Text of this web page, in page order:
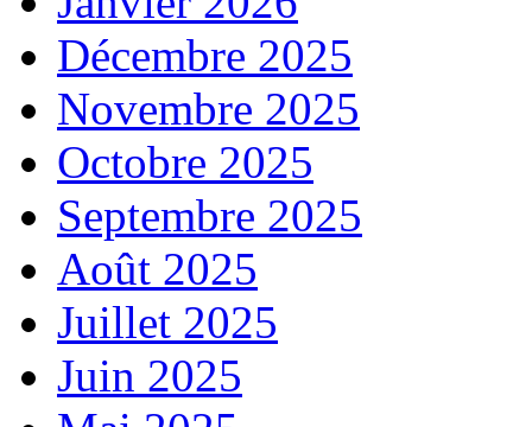
Décembre 2025
Novembre 2025
Octobre 2025
Septembre 2025
Août 2025
Juillet 2025
Juin 2025